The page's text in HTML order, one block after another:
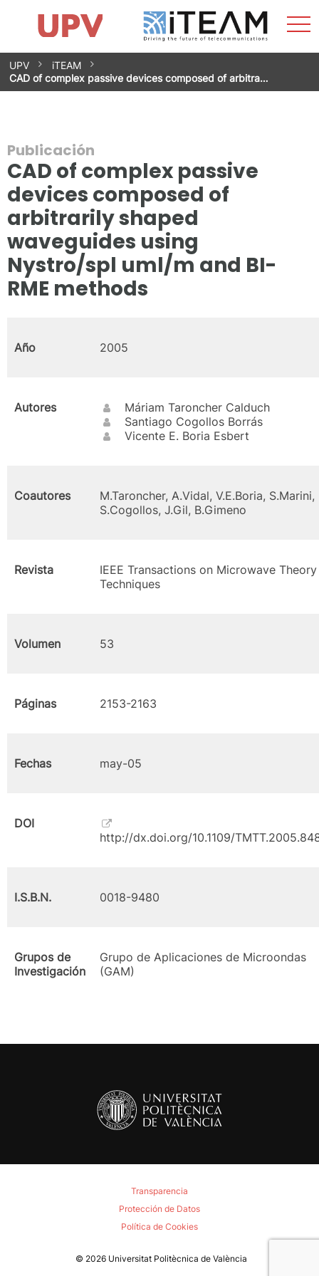
Saltar
contenido
Impacto
Grupos de investigación
Instalaciones
Spin-offs
Contacto
Prácticas
Noticias
Unidad de Igualdad
UPV
iTEAM
CAD of complex passive devices composed of arbitra…
Publicación
CAD of complex passive
devices composed of
arbitrarily shaped
waveguides using
Nystro/spl uml/m and BI-
RME methods
Año 2005
Autores
Máriam Taroncher Calduch
Santiago Cogollos Borrás
Vicente E. Boria Esbert
Coautores
M.Taroncher, A.Vidal, V.E.Boria, S.Marini,
S.Cogollos, J.Gil, B.Gimeno
Revista
IEEE Transactions on Microwave
Techniques
Volumen 53
Páginas 2153-2163
Fechas may-05
DOI
http://dx.doi.org/10.1109/
I.S.B.N. 0018-9480
Grupos de
Investigación
Grupo de Aplicaciones de Microondas
(GAM)
Transparencia
Protección de Datos
Política de Cookies
© 2026 Universitat Politècnica de València